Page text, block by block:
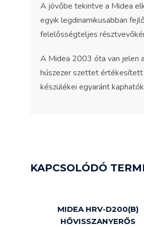
A jövőbe tekintve a Midea
egyik legdinamikusabban
felelősségteljes
A Midea 2003 óta van jelen
húszezer szettet értékesített
készülékei egyaránt
KAPCSOLÓDÓ
MIDEA HRV-D200(B)
HŐVISSZANYERŐS